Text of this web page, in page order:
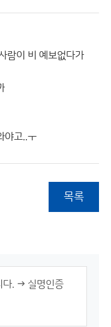
람이 비 예보없다가
야고..ㅜ
목록